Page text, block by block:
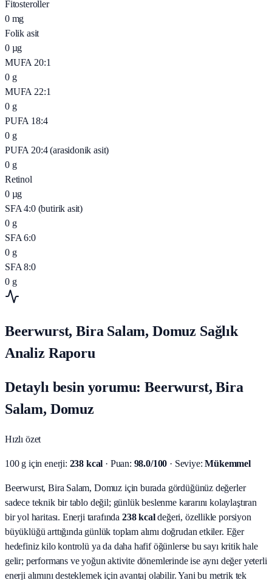
Fitosteroller
0 mg
Folik asit
0 µg
MUFA 20:1
0 g
MUFA 22:1
0 g
PUFA 18:4
0 g
PUFA 20:4 (arasidonik asit)
0 g
Retinol
0 µg
SFA 4:0 (butirik asit)
0 g
SFA 6:0
0 g
SFA 8:0
0 g
Beerwurst, Bira Salam, Domuz Sağlık
Analiz Raporu
Detaylı besin yorumu: Beerwurst, Bira
Salam, Domuz
Hızlı özet
100 g için enerji: 238 kcal · Puan: 98.0/100 · Seviye: Mükemmel
Beerwurst, Bira Salam, Domuz için burada gördüğünüz değerler
sadece teknik bir tablo değil; günlük beslenme kararını kolaylaştıran
bir yol haritası. Enerji tarafında 238 kcaldeğeri, özellikle porsiyon
büyüklüğü arttığında günlük toplam alımı doğrudan etkiler. Eğer
hedefiniz kilo kontrolü ya da daha hafif öğünlerse bu sayı kritik hale
gelir; performans ve yoğun aktivite dönemlerinde ise aynı değer yeterli
enerji alımını desteklemek için avantaj olabilir. Yani bu metrik tek